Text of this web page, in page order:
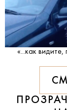
«...как